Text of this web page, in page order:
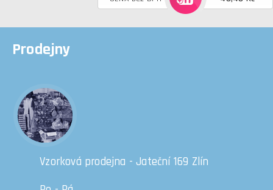
Prodejny
Vzorková prodejna - Jateční 169 Zlín